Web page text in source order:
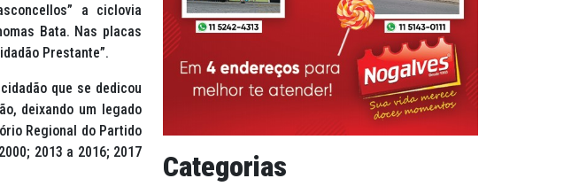
a ciclovia
Bata. Nas placas
Prestante”.
que se dedicou
deixando um legado
Regional do Partido
2013 a 2016; 2017
Categorias